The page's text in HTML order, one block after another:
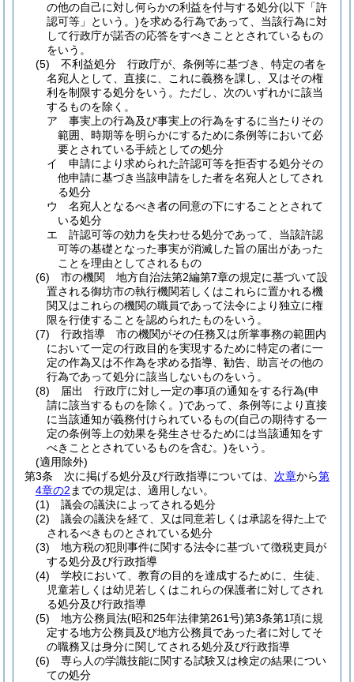
の他の自己に対し何らかの利益を付与する処分(以下「許
認可等」という。)を求める行為であって、当該行為に対
して行政庁が諾否の応答をすべきこととされているもの
をいう。
(5)
不利益処分 行政庁が、条例等に基づき、特定の者を
名宛人として、直接に、これに義務を課し、又はその権
利を制限する処分をいう。 ただし、次のいずれかに該当
するものを除く。
ア
事実上の行為及び事実上の行為をするに当たりその
範囲、時期等を明らかにするために条例等において必
要とされている手続としての処分
イ
申請により求められた許認可等を拒否する処分その
他申請に基づき当該申請をした者を名宛人としてされ
る処分
ウ
名宛人となるべき者の同意の下にすることとされて
いる処分
エ
許認可等の効力を失わせる処分であって、当該許認
可等の基礎となった事実が消滅した旨の届出があった
ことを理由としてされるもの
(6)
市の機関 地方自治法第2編第7章の規定に基づいて設
置される御坊市の執行機関若しくはこれらに置かれる機
関又はこれらの機関の職員であって法令により独立に権
限を行使することを認められたものをいう。
(7)
行政指導 市の機関がその任務又は所掌事務の範囲内
において一定の行政目的を実現するために特定の者に一
定の作為又は不作為を求める指導、勧告、助言その他の
行為であって処分に該当しないものをいう。
(8)
届出 行政庁に対し一定の事項の通知をする行為(申
請に該当するものを除く。)であって、条例等により直接
に当該通知が義務付けられているもの(自己の期待する一
定の条例等上の効果を発生させるためには当該通知をす
べきこととされているものを含む。)をいう。
(適用除外)
第3条
次に掲げる処分及び行政指導については、 次章から第
4章の2 までの規定は、適用しない。
(1)
議会の議決によってされる処分
(2)
議会の議決を経て、又は同意若しくは承認を得た上で
されるべきものとされている処分
(3)
地方税の犯則事件に関する法令に基づいて徴税吏員が
する処分及び行政指導
(4)
学校において、教育の目的を達成するために、生徒、
児童若しくは幼児若しくはこれらの保護者に対してされ
る処分及び行政指導
(5)
地方公務員法(昭和25年法律第261号)第3条第1項に規
定する地方公務員及び地方公務員であった者に対してそ
の職務又は身分に関してされる処分及び行政指導
(6)
専ら人の学識技能に関する試験又は検定の結果につい
ての処分